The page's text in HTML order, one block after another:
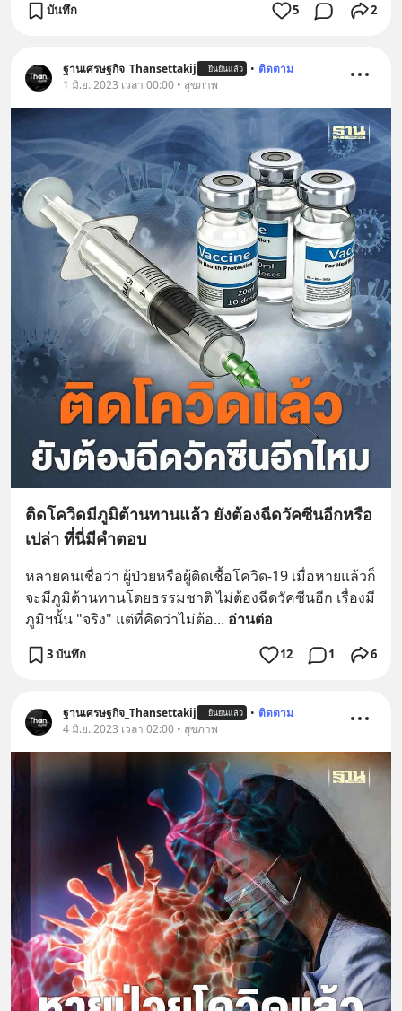
บันทึก 5 2
ฐานเศรษฐกิจ_Thansettakij ยืนยันแล้ว • ติดตาม
1 มิ.ย. 2023 เวลา 00:00 • สุขภาพ
ติดโควิดมีภูมิต้านทานแล้ว ยังต้องฉีดวัคซีนอีกหรือ
เปล่า ที่นี่มีคำตอบ
หลายคนเชื่อว่า ผู้ป่วยหรือผู้ติดเชื้อโควิด-19 เมื่อหายแล้วก็
จะมีภูมิต้านทานโดยธรรมชาติ ไม่ต้องฉีดวัคซีนอีก เรื่องมี
ภูมิฯนั้น "จริง" แต่ที่คิดว่าไม่ต้อ... อ่านต่อ
3 บันทึก 12 1 6
ฐานเศรษฐกิจ_Thansettakij ยืนยันแล้ว • ติดตาม
4 มิ.ย. 2023 เวลา 02:00 • สุขภาพ